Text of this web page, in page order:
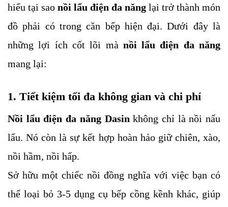
hiểu tại sao nồi lẩu điện đa năng lại trở thành món
đồ phải có trong căn bếp hiện đại. Dưới đây là
những lợi ích cốt lõi mà nồi lẩu điện đa năng
mang lại:
1. Tiết kiệm tối đa không gian và chi phí
Nồi lẩu điện đa năng Dasinkhông chỉ là nồi nấu
lẩu. Nó còn là sự kết hợp hoàn hảo giữ chiên, xào,
nồi hầm, nồi hấp.
Sở hữu một chiếc nồi đồng nghĩa với việc bạn có
thể loại bỏ 3-5 dụng cụ bếp cồng kềnh khác, giúp